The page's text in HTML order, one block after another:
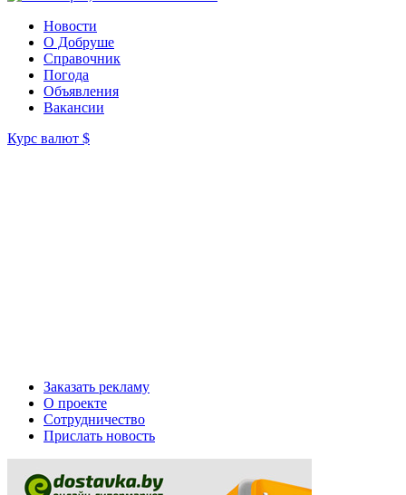
Новости
О Добруше
Справочник
Погода
Объявления
Вакансии
Курс валют $
Заказать рекламу
О проекте
Сотрудничество
Прислать новость